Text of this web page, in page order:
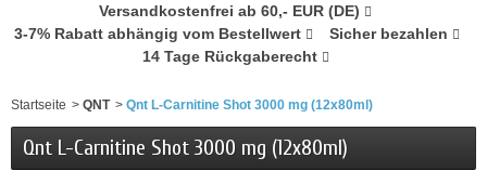
Versandkostenfrei ab 60,- EUR (DE)
3-7% Rabatt abhängig vom Bestellwert
Sicher bezahlen
14 Tage Rückgaberecht
Startseite > QNT > Qnt L-Carnitine Shot 3000 mg (12x80ml)
Qnt L-Carnitine Shot 3000 mg (12x80ml)